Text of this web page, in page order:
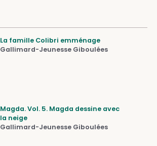
La famille Colibri emménage
Gallimard-Jeunesse Giboulées
Magda. Vol. 5. Magda dessine avec
la neige
Gallimard-Jeunesse Giboulées